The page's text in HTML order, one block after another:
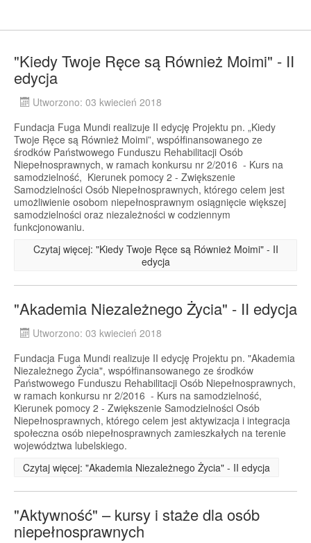
"Kiedy Twoje Ręce są Również Moimi" - II
edycja
Utworzono: 03 kwiecień 2018
Fundacja Fuga Mundi realizuje II edycję Projektu pn. „Kiedy
Twoje Ręce są Również Moimi”, współfinansowanego ze
środków Państwowego Funduszu Rehabilitacji Osób
Niepełnosprawnych, w ramach konkursu nr 2/2016 - Kurs na
samodzielność, Kierunek pomocy 2 - Zwiększenie
Samodzielności Osób Niepełnosprawnych, którego celem jest
umożliwienie osobom niepełnosprawnym osiągnięcie większej
samodzielności oraz niezależności w codziennym
funkcjonowaniu.
Czytaj więcej: "Kiedy Twoje Ręce są Również Moimi" - II
edycja
"Akademia Niezależnego Życia" - II edycja
Utworzono: 03 kwiecień 2018
Fundacja Fuga Mundi realizuje II edycję Projektu pn. "Akademia
Niezależnego Życia", współfinansowanego ze środków
Państwowego Funduszu Rehabilitacji Osób Niepełnosprawnych,
w ramach konkursu nr 2/2016 - Kurs na samodzielność,
Kierunek pomocy 2 - Zwiększenie Samodzielności Osób
Niepełnosprawnych, którego celem jest aktywizacja i integracja
społeczna osób niepełnosprawnych zamieszkałych na terenie
województwa lubelskiego.
Czytaj więcej: "Akademia Niezależnego Życia" - II edycja
"Aktywność" – kursy i staże dla osób
niepełnosprawnych